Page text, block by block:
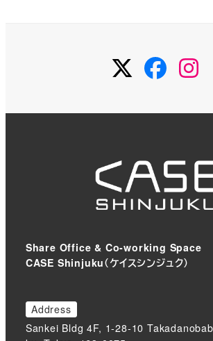
TwitterFacebook
Share Office & Co-working Space
CASE Shinjuku（ケイスシンジュク）
Address
Sankei Bldg 4F, 1-28-10